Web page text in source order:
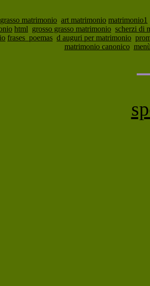
grasso matrimonio art matrimonio matrimonio1
html grosso grasso matrimonio scherzi di
frases_poemas d auguri per matrimonio
matrimonio canonico